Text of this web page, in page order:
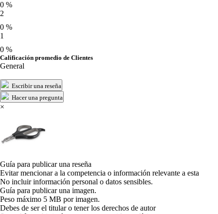
0 %
2
0 %
1
0 %
Calificación promedio de Clientes
General
Escribir una reseña
Hacer una pregunta
×
Guía para publicar una reseña
Evitar mencionar a la competencia o información relevante a esta
No incluir información personal o datos sensibles.
Guía para publicar una imagen.
Peso máximo 5 MB por imagen.
Debes de ser el titular o tener los derechos de autor